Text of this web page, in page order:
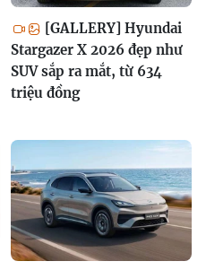
[GALLERY] Hyundai
Stargazer X 2026 đẹp như
SUV sắp ra mắt, từ 634
triệu đồng